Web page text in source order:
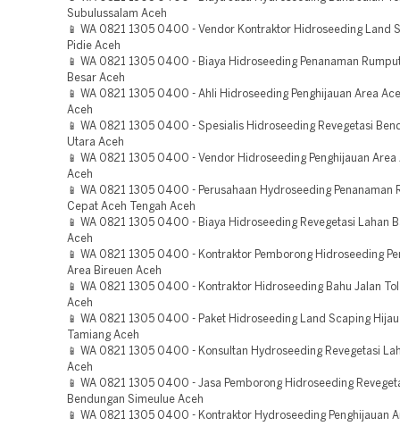
Subulussalam Aceh
📱 WA 0821 1305 0400 - Vendor Kontraktor Hidroseeding Land
Pidie Aceh
📱 WA 0821 1305 0400 - Biaya Hidroseeding Penanaman
Besar Aceh
📱 WA 0821 1305 0400 - Ahli Hidroseeding Penghijauan Area
Aceh
📱 WA 0821 1305 0400 - Spesialis Hidroseeding Revegetasi
Utara Aceh
📱 WA 0821 1305 0400 - Vendor Hidroseeding Penghijauan Area
Aceh
📱 WA 0821 1305 0400 - Perusahaan Hydroseeding Penanaman
Cepat Aceh Tengah Aceh
📱 WA 0821 1305 0400 - Biaya Hidroseeding Revegetasi Lahan
Aceh
📱 WA 0821 1305 0400 - Kontraktor Pemborong Hidroseeding
Area Bireuen Aceh
📱 WA 0821 1305 0400 - Kontraktor Hidroseeding Bahu Jalan Tol
Aceh
📱 WA 0821 1305 0400 - Paket Hidroseeding Land Scaping
Tamiang Aceh
📱 WA 0821 1305 0400 - Konsultan Hydroseeding Revegetasi
Aceh
📱 WA 0821 1305 0400 - Jasa Pemborong Hidroseeding
Bendungan Simeulue Aceh
📱 WA 0821 1305 0400 - Kontraktor Hydroseeding Penghijauan